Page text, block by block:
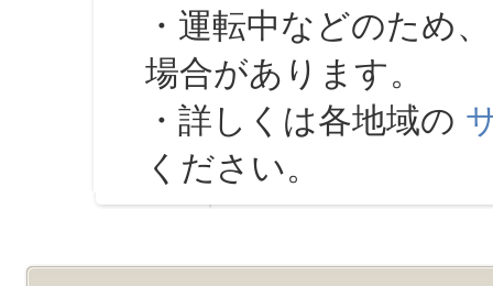
・運転中などのため
場合があります。
・詳しくは各地域の
ください。